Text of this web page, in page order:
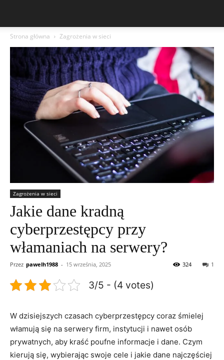
Strona główna Zagrożenia w sieci
Zagrożenia w sieci
Jakie dane kradną
cyberprzestępcy przy
włamaniach na serwery?
Przez pawelh1988 - 15 września, 2025 1
324
3/5 - (4 votes)
W ⁢dzisiejszych ​czasach ​cyberprzestępcy coraz‍ śmielej
włamują się na serwery firm, instytucji i nawet osób
prywatnych, aby kraść poufne informacje i dane.⁤ Czym
kierują się, wybierając swoje cele⁤ i jakie⁢ dane najczęściej